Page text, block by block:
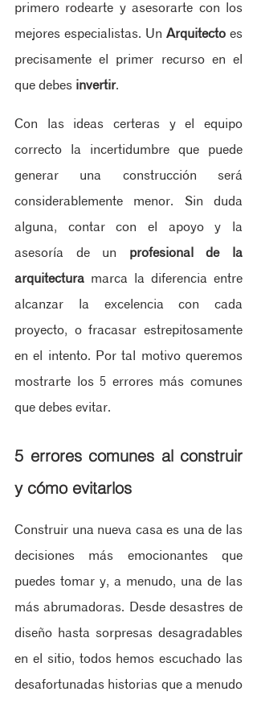
primero rodearte y asesorarte con los
mejores especialistas. Un Arquitecto es
precisamente el primer recurso en el
que debes invertir.
Con las ideas certeras y el equipo
correcto la incertidumbre que puede
generar una construcción será
considerablemente menor. Sin duda
alguna, contar con el apoyo y la
asesoría de un profesional de la
arquitectura marca la diferencia entre
alcanzar la excelencia con cada
proyecto, o fracasar estrepitosamente
en el intento. Por tal motivo queremos
mostrarte los 5 errores más comunes
que debes evitar.
5 errores comunes al construir
y cómo evitarlos
Construir una nueva casa es una de las
decisiones más emocionantes que
puedes tomar y, a menudo, una de las
más abrumadoras. Desde desastres de
diseño hasta sorpresas desagradables
en el sitio, todos hemos escuchado las
desafortunadas historias que a menudo